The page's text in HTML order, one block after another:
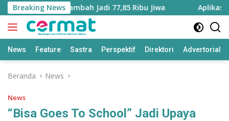
Langsung
ke
konten
Breaking News
Utara Bertambah Jadi 77,85 Ribu Jiwa Aplikasi
News Feature Sastra Perspektif Direktori Advertorial
Beranda News
News
“Bisa Goes To School” Jadi Upaya